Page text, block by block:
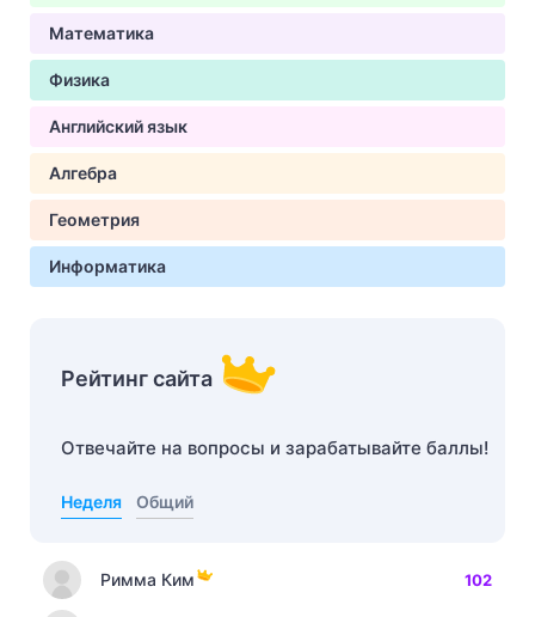
Математика
Физика
Английский язык
Алгебра
Геометрия
Информатика
Рейтинг сайта
Отвечайте на вопросы и зарабатывайте баллы!
Неделя Общий
Римма Ким 102